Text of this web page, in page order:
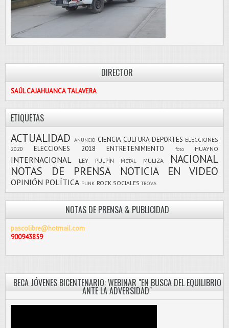
DIRECTOR
SAÚL CAJAHUANCA TALAVERA
ETIQUETAS
ACTUALIDAD ANUNCIO CIENCIA CULTURA DEPORTES ELECCIONES
2020
ELECCIONES 2018 ENTRETENIMIENTO foto HUAYNO
INTERNACIONAL LEY PULPÍN METAL MULIZA
NACIONAL
NOTAS DE PRENSA
NOTICIA EN VIDEO
OPINIÓN POLÍTICA PUNK ROCK SOCIALES TROVA
NOTAS DE PRENSA & PUBLICIDAD
pascolibre@hotmail.com
900943859
BECA JÓVENES BICENTENARIO: WEBINAR "EN BUSCA DEL EQUILIBRIO
ANTE LA ADVERSIDAD"